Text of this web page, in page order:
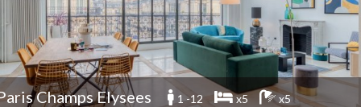
Champs Elysees 1 -12 x5 x5